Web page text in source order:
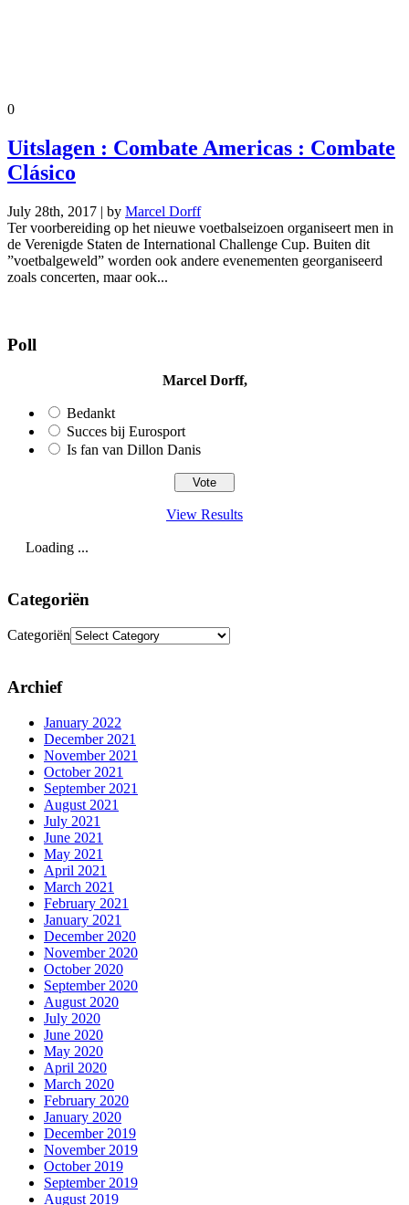
0
Uitslagen : Combate Americas : Combate
Clásico
July 28th, 2017 | by Marcel Dorff
Ter voorbereiding op het nieuwe voetbalseizoen organiseert men in
de Verenigde Staten de International Challenge Cup. Buiten dit
”voetbalgeweld” worden ook andere evenementen georganiseerd
zoals concerten, maar ook...
Poll
Marcel Dorff,
Bedankt
Succes bij Eurosport
Is fan van Dillon Danis
View Results
Loading ...
Categoriën
Categoriën
Archief
January 2022
December 2021
November 2021
October 2021
September 2021
August 2021
July 2021
June 2021
May 2021
April 2021
March 2021
February 2021
January 2021
December 2020
November 2020
October 2020
September 2020
August 2020
July 2020
June 2020
May 2020
April 2020
March 2020
February 2020
January 2020
December 2019
November 2019
October 2019
September 2019
August 2019